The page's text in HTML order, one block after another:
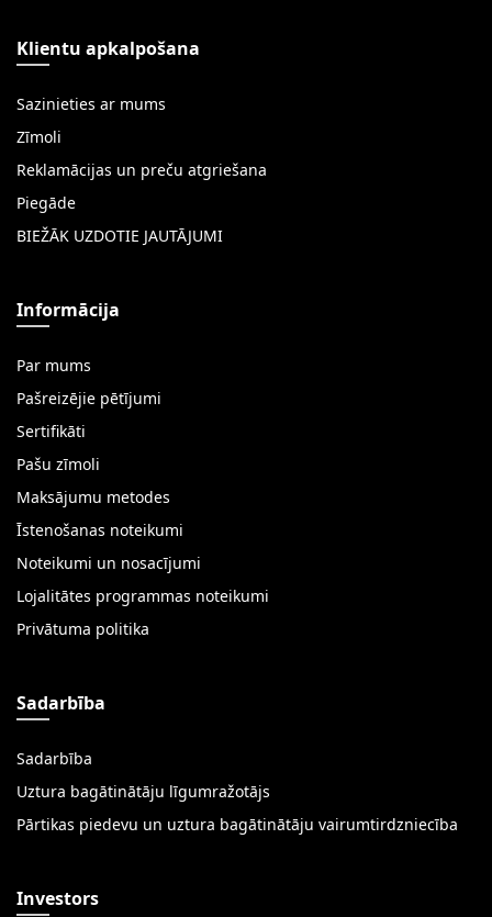
Klientu apkalpošana
Sazinieties ar mums
Zīmoli
Reklamācijas un preču atgriešana
Piegāde
BIEŽĀK UZDOTIE JAUTĀJUMI
Informācija
Par mums
Pašreizējie pētījumi
Sertifikāti
Pašu zīmoli
Maksājumu metodes
Īstenošanas noteikumi
Noteikumi un nosacījumi
Lojalitātes programmas noteikumi
Privātuma politika
Sadarbība
Sadarbība
Uztura bagātinātāju līgumražotājs
Pārtikas piedevu un uztura bagātinātāju vairumtirdzniecība
Investors